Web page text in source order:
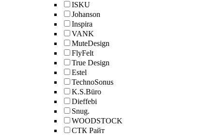
ISKU
Johanson
Inspira
VANK
MuteDesign
FlyFelt
True Design
Estel
TechnoSonus
K.S.Büro
Dieffebi
Snug.
WOODSTOCK
СТК Райт